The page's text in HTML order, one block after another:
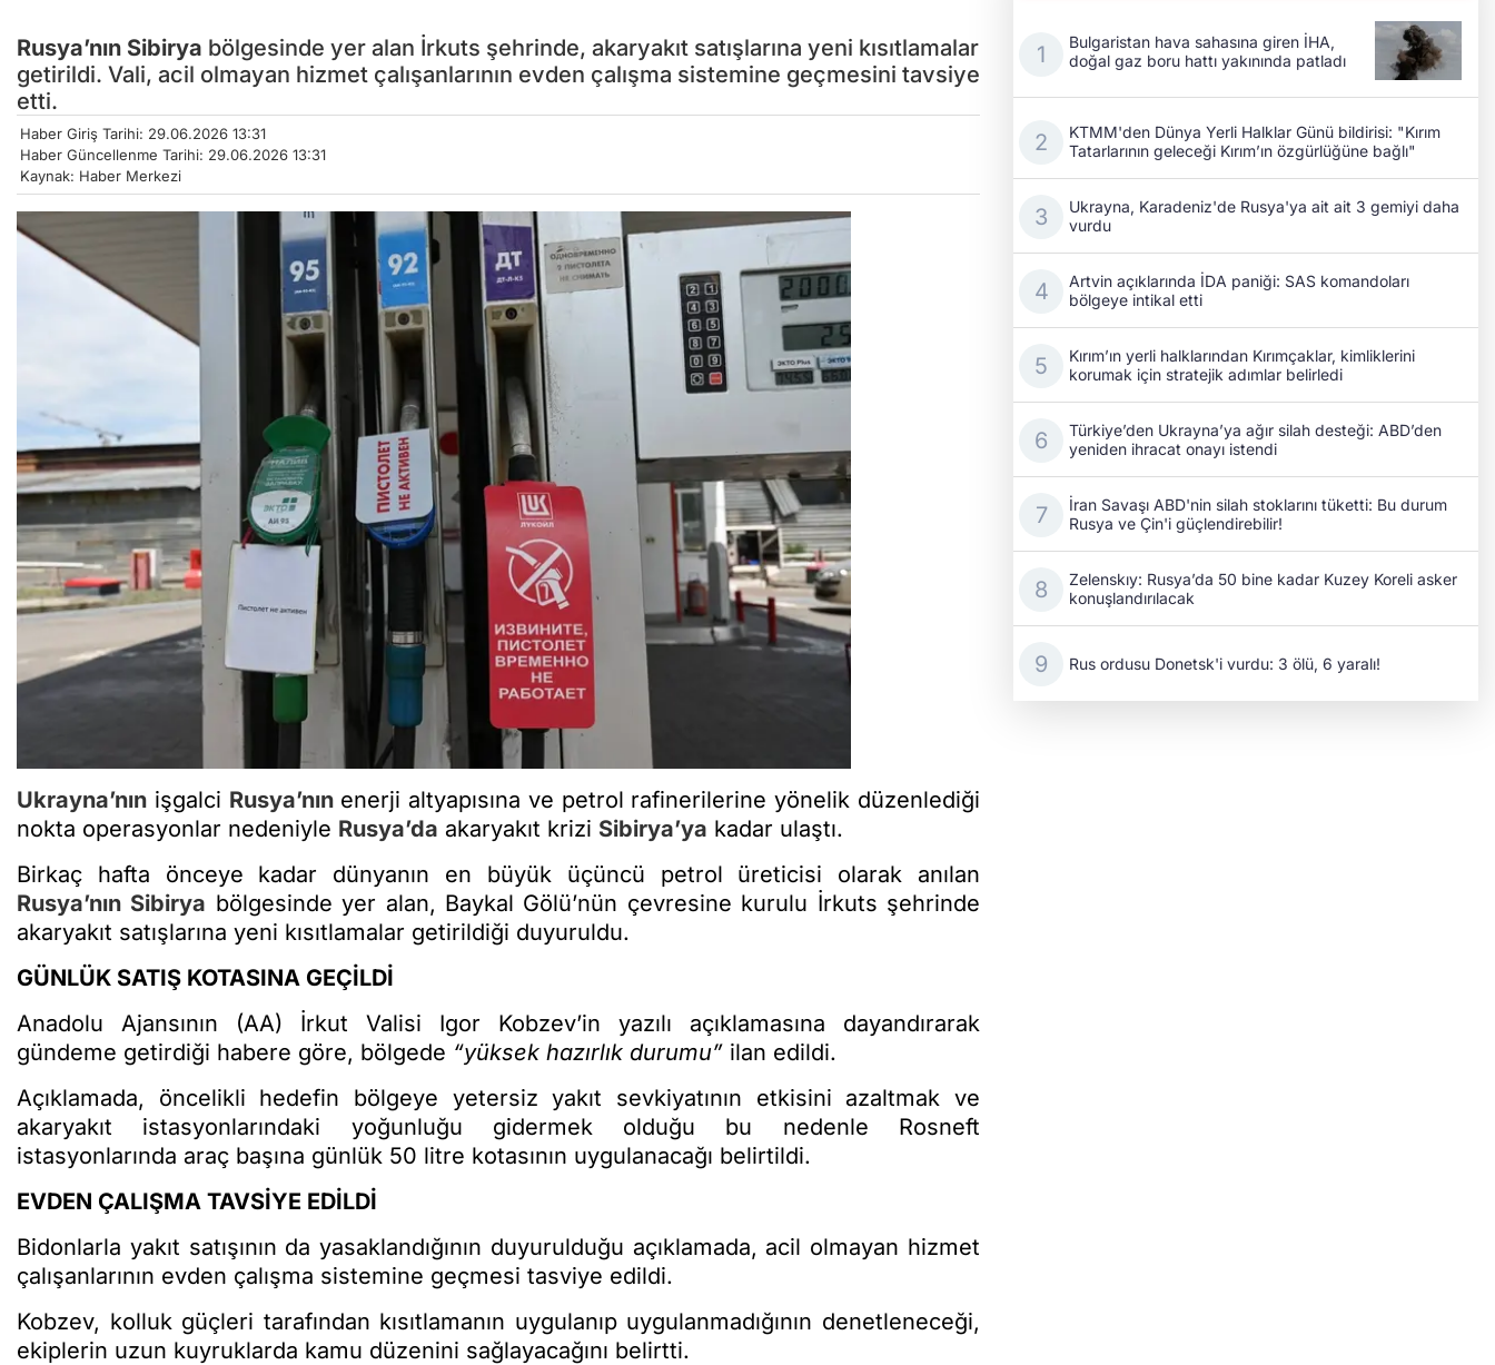
Rusya’nın Sibirya bölgesinde yer alan İrkuts şehrinde, akaryakıt satışlarına yeni kısıtlamalar
getirildi. Vali, acil olmayan hizmet çalışanlarının evden çalışma sistemine geçmesini tavsiye
etti.
Haber Giriş Tarihi: 29.06.2026 13:31
Haber Güncellenme Tarihi: 29.06.2026 13:31
Kaynak: Haber Merkezi
Ukrayna’nın işgalci Rusya’nınenerji altyapısına ve petrol rafinerilerine yönelik düzenlediği
nokta operasyonlar nedeniyle Rusya’da akaryakıt krizi Sibirya’ya kadar ulaştı.
Birkaç hafta önceye kadar dünyanın en büyük üçüncü petrol üreticisi olarak anılan
Rusya’nın Sibirya bölgesinde yer alan, Baykal Gölü’nün çevresine kurulu İrkuts şehrinde
akaryakıt satışlarına yeni kısıtlamalar getirildiği duyuruldu.
GÜNLÜK SATIŞ KOTASINA GEÇİLDİ
Anadolu Ajansının (AA) İrkut Valisi Igor Kobzev’in yazılı açıklamasına dayandırarak
gündeme getirdiği habere göre, bölgede “yüksek hazırlık durumu” ilan edildi.
Açıklamada, öncelikli hedefin bölgeye yetersiz yakıt sevkiyatının etkisini azaltmak ve
akaryakıt istasyonlarındaki yoğunluğu gidermek olduğu bu nedenle Rosneft
istasyonlarında araç başına günlük 50 litre kotasının uygulanacağı belirtildi.
EVDEN ÇALIŞMA TAVSİYE EDİLDİ
Bidonlarla yakıt satışının da yasaklandığının duyurulduğu açıklamada, acil olmayan hizmet
çalışanlarının evden çalışma sistemine geçmesi tasviye edildi.
Kobzev, kolluk güçleri tarafından kısıtlamanın uygulanıp uygulanmadığının denetleneceği,
ekiplerin uzun kuyruklarda kamu düzenini sağlayacağını belirtti.
Bulgaristan hava sahasına giren İHA,
doğal gaz boru hattı yakınında patladı
KTMM'den Dünya Yerli Halklar Günü bildirisi: "Kırım
Tatarlarının geleceği Kırım’ın özgürlüğüne bağlı"
Ukrayna, Karadeniz'de Rusya'ya ait ait 3 gemiyi daha
vurdu
Artvin açıklarında İDA paniği: SAS komandoları
bölgeye intikal etti
Kırım’ın yerli halklarından Kırımçaklar, kimliklerini
korumak için stratejik adımlar belirledi
Türkiye’den Ukrayna’ya ağır silah desteği: ABD’den
yeniden ihracat onayı istendi
İran Savaşı ABD'nin silah stoklarını tüketti: Bu durum
Rusya ve Çin'i güçlendirebilir!
Zelenskıy: Rusya’da 50 bine kadar Kuzey Koreli asker
konuşlandırılacak
Rus ordusu Donetsk'i vurdu: 3 ölü, 6 yaralı!